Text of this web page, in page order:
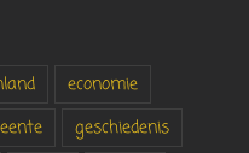
economie
geschiedenis